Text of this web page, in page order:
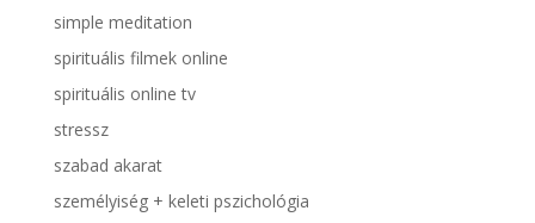
simple meditation
spirituális filmek online
spirituális online tv
stressz
szabad akarat
személyiség + keleti pszichológia